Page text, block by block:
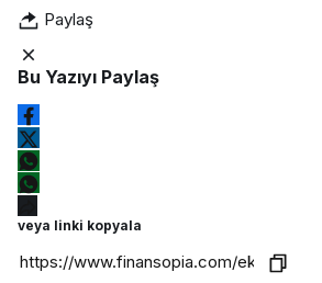
Paylaş
Bu Yazıyı Paylaş
veya linki kopyala